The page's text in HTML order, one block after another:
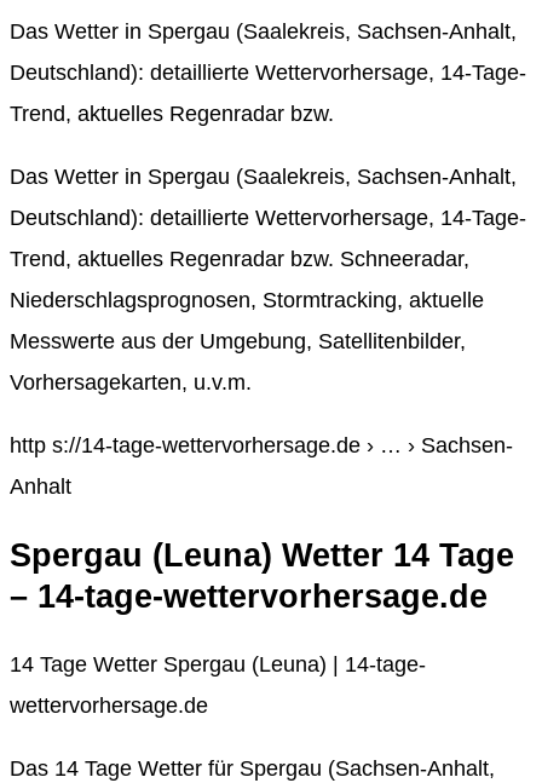
Das Wetter in Spergau (Saalekreis, Sachsen-Anhalt,
Deutschland): detaillierte Wettervorhersage, 14-Tage-
Trend, aktuelles Regenradar bzw.
Das Wetter in Spergau (Saalekreis, Sachsen-Anhalt,
Deutschland): detaillierte Wettervorhersage, 14-Tage-
Trend, aktuelles Regenradar bzw. Schneeradar,
Niederschlagsprognosen, Stormtracking, aktuelle
Messwerte aus der Umgebung, Satellitenbilder,
Vorhersagekarten, u.v.m.
http s://14-tage-wettervorhersage.de › … › Sachsen-
Anhalt
Spergau (Leuna) Wetter 14 Tage
– 14-tage-wettervorhersage.de
14 Tage Wetter Spergau (Leuna) | 14-tage-
wettervorhersage.de
Das 14 Tage Wetter für Spergau (Sachsen-Anhalt,